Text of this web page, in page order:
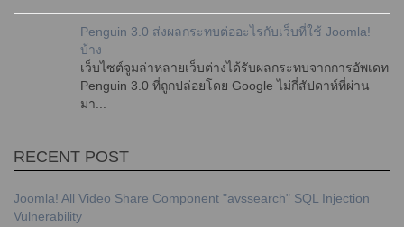
Penguin 3.0 ส่งผลกระทบต่ออะไรกับเว็บที่ใช้ Joomla!
บ้าง
เว็บไซต์จูมล่าหลายเว็บต่างได้รับผลกระทบจากการอัพเดท
Penguin 3.0 ที่ถูกปล่อยโดย Google ไม่กี่สัปดาห์ที่ผ่าน
มา...
RECENT POST
Joomla! All Video Share Component "avssearch" SQL Injection
Vulnerability